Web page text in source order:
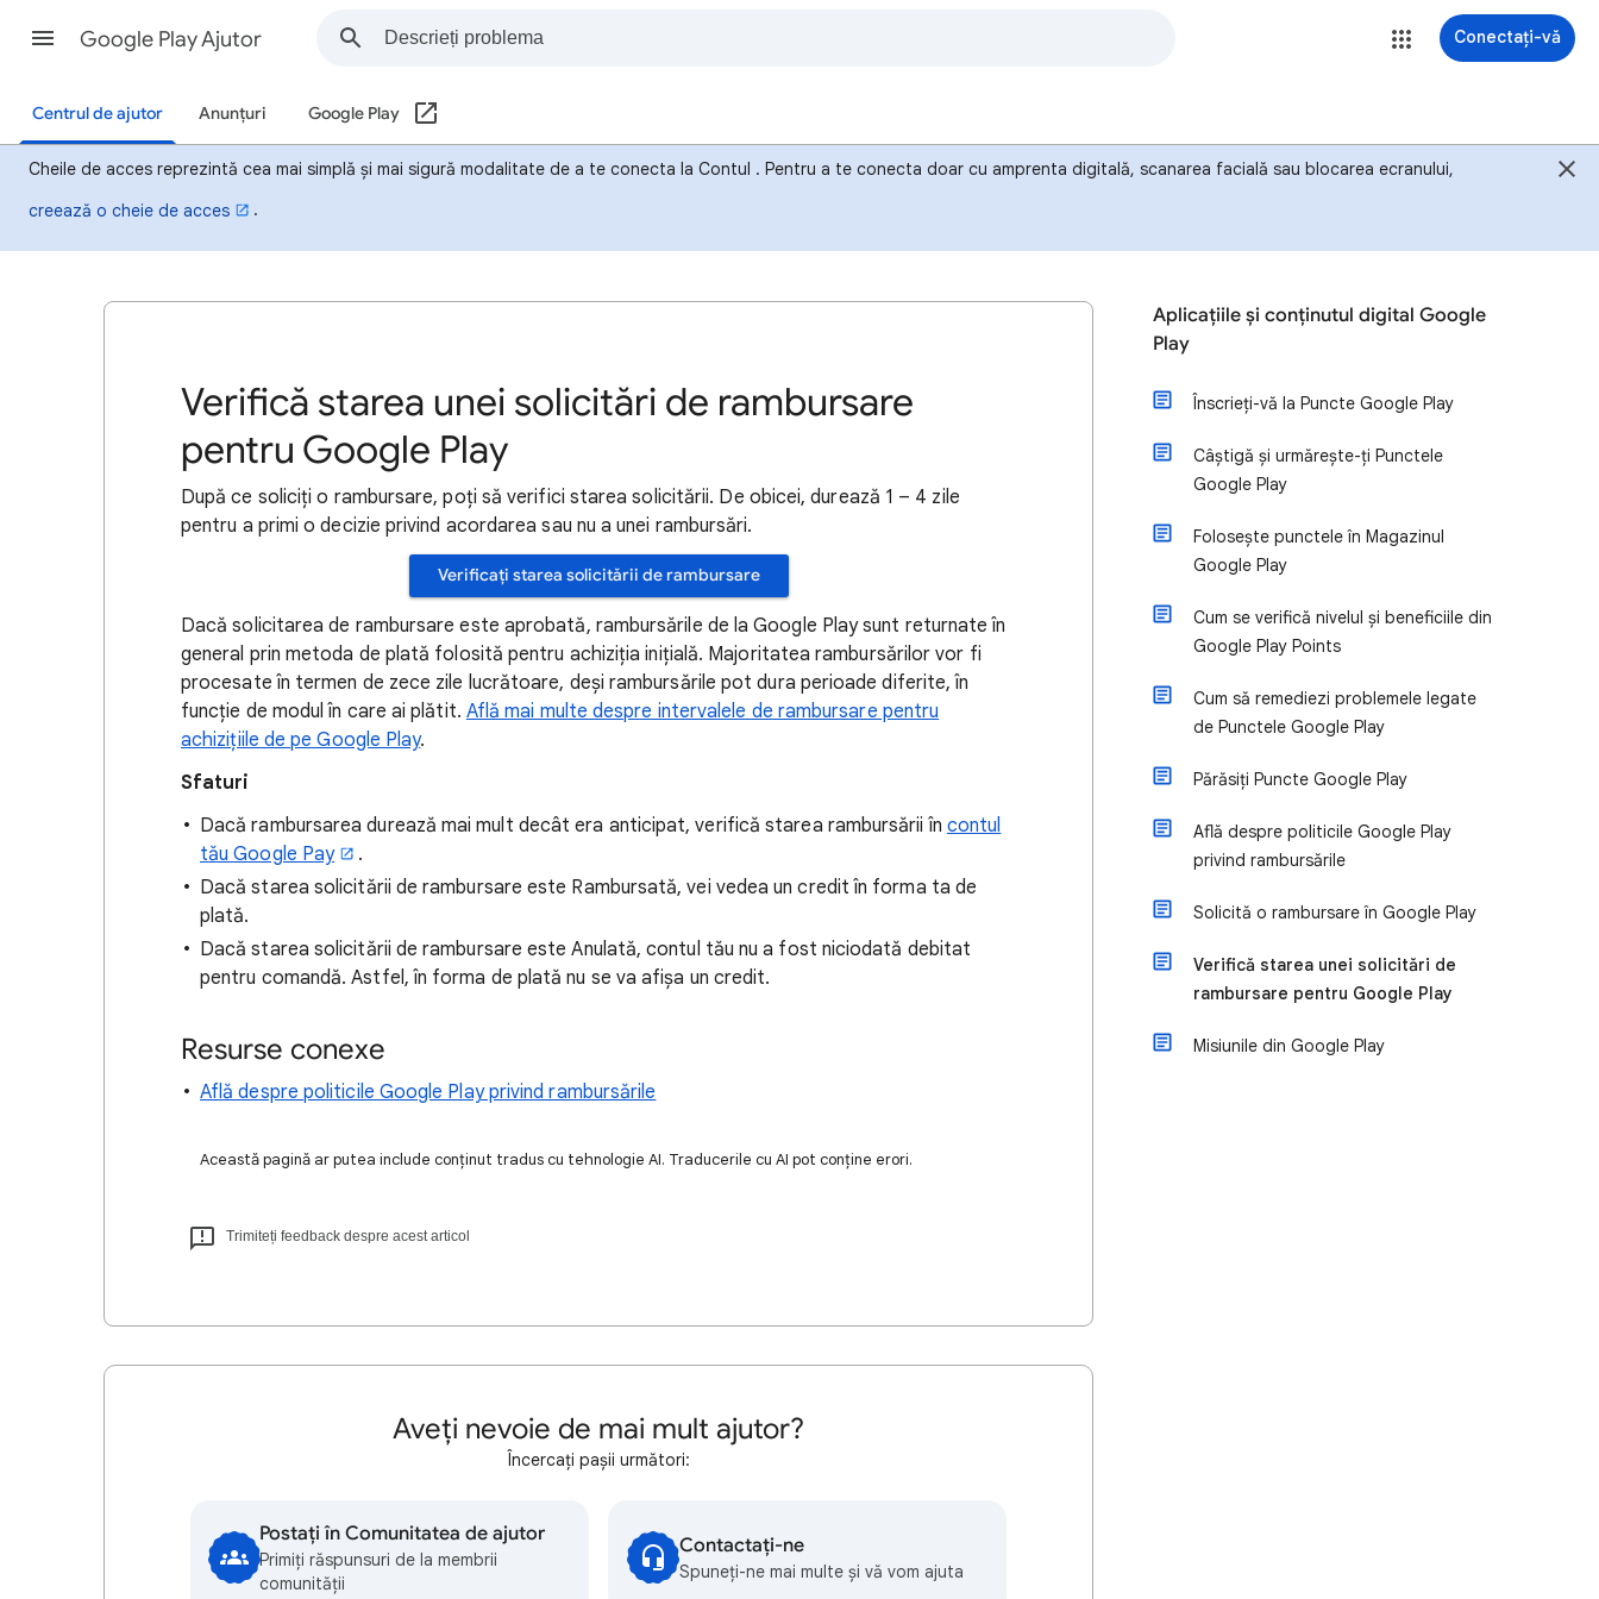
Google Play Ajutor Conectați-vă
Centrul de ajutor Anunțuri Google Play
Cheile de acces reprezintă cea mai simplă și mai sigură modalitate de a te conecta la Contul . Pentru a te conecta doar cu amprenta digitală, scanarea facială sau blocarea ecranului,
creează o cheie de acces
.
Verifică starea unei solicitări de rambursare
pentru Google Play
După ce soliciți o rambursare, poți să verifici starea solicitării. De obicei, durează 1 – 4 zile
pentru a primi o decizie privind acordarea sau nu a unei rambursări.
Verificați starea solicitării de rambursare
Dacă solicitarea de rambursare este aprobată, rambursările de la Google Play sunt returnate în
general prin metoda de plată folosită pentru achiziția inițială. Majoritatea rambursărilor vor fi
procesate în termen de zece zile lucrătoare, deși rambursările pot dura perioade diferite, în
funcție de modul în care ai plătit. Află mai multe despre intervalele de rambursare pentru
achizițiile de pe Google Play.
Sfaturi
Dacă rambursarea durează mai mult decât era anticipat, verifică starea rambursării în contul
tău Google Pay
.
Dacă starea solicitării de rambursare este Rambursată, vei vedea un credit în forma ta de
plată.
Dacă starea solicitării de rambursare este Anulată, contul tău nu a fost niciodată debitat
pentru comandă. Astfel, în forma de plată nu se va afișa un credit.
Resurse conexe
Află despre politicile Google Play privind rambursările
Această pagină ar putea include conținut tradus cu tehnologie AI. Traducerile cu AI pot conține erori.
Trimiteți feedback despre acest articol
Aveți nevoie de mai mult ajutor?
Încercați pașii următori:
Postați în Comunitatea de ajutor
Primiți răspunsuri de la membrii
comunității
Contactați-ne
Spuneți-ne mai multe și vă vom ajuta
Aplicațiile și conținutul digital Google
Play
Înscrieți-vă la Puncte Google Play
Câștigă și urmărește-ți Punctele
Google Play
Folosește punctele în Magazinul
Google Play
Cum se verifică nivelul și beneficiile din
Google Play Points
Cum să remediezi problemele legate
de Punctele Google Play
Părăsiți Puncte Google Play
Află despre politicile Google Play
privind rambursările
Solicită o rambursare în Google Play
Verifică starea unei solicitări de
rambursare pentru Google Play
Misiunile din Google Play